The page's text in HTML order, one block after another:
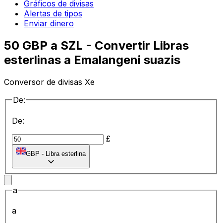
Gráficos de divisas
Alertas de tipos
Enviar dinero
50 GBP a SZL - Convertir Libras
esterlinas a Emalangeni suazis
Conversor de divisas Xe
De:
De:
£
GBP - Libra esterlina
a
a